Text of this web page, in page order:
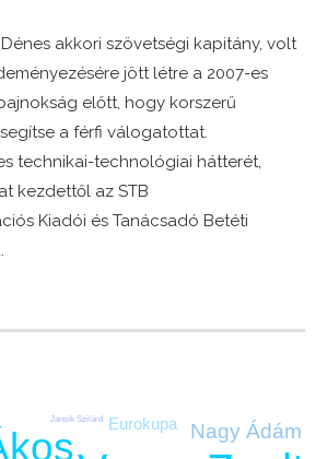
akkori szövetségi kapitány, volt
jött létre a 2007-es
előtt, hogy korszerű
a férfi válogatottat.
technikai-technológiai hátterét,
kezdettől az STB
Kiadói és Tanácsadó Betéti
Nagy Ádám
Eurokupa
Jansik Szilárd